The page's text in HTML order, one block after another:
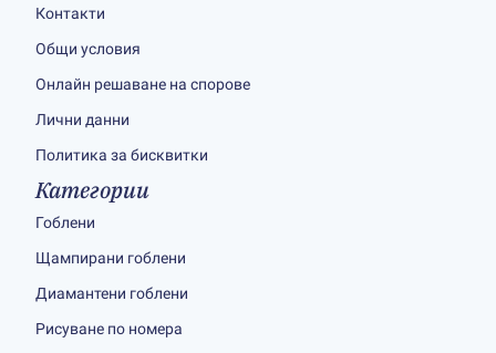
Контакти
Общи условия
Онлайн решаване на спорове
Лични данни
Политика за бисквитки
Категории
Гоблени
Щампирани гоблени
Диамантени гоблени
Рисуване по номера